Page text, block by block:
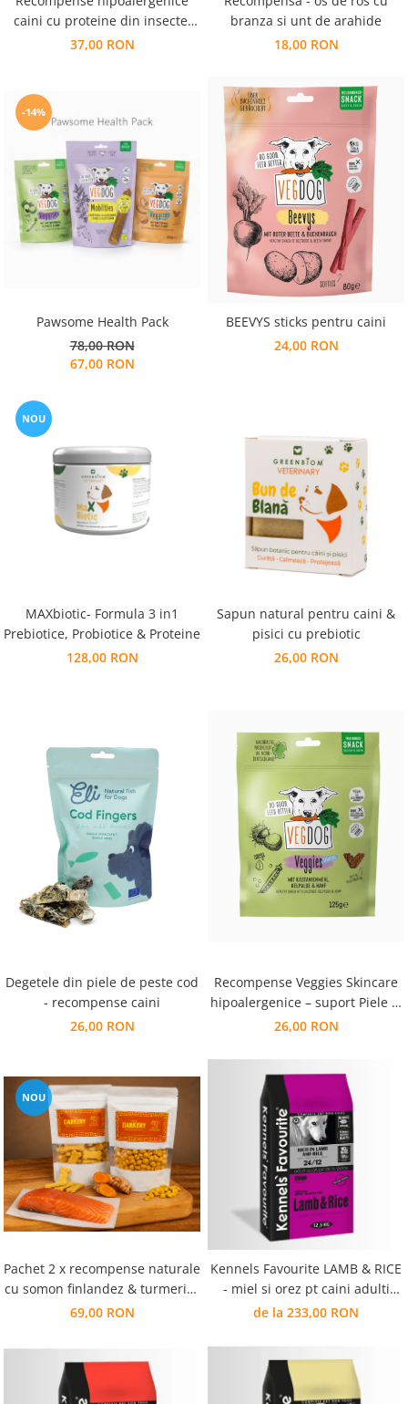
caini cu proteine din insecte,
biscuit/ snack forma os
37,00 RON
branza si unt de arahide
18,00 RON
-14%
Pawsome Health Pack
78,00 RON
67,00 RON
BEEVYS sticks pentru caini
24,00 RON
NOU
MAXbiotic- Formula 3 in1
Prebiotice, Probiotice & Proteine
128,00 RON
Sapun natural pentru caini &
pisici cu prebiotic
26,00 RON
Degetele din piele de peste cod
- recompense caini
26,00 RON
Recompense Veggies Skincare
hipoalergenice – suport Piele si
blana stralucitoare
26,00 RON
NOU
Pachet 2 x recompense naturale
cu somon finlandez & turmeric (
recompense + training treats)
69,00 RON
Kennels Favourite LAMB & RICE
- miel si orez pt caini adulti
formula SENSITIVE
de la 233,00 RON